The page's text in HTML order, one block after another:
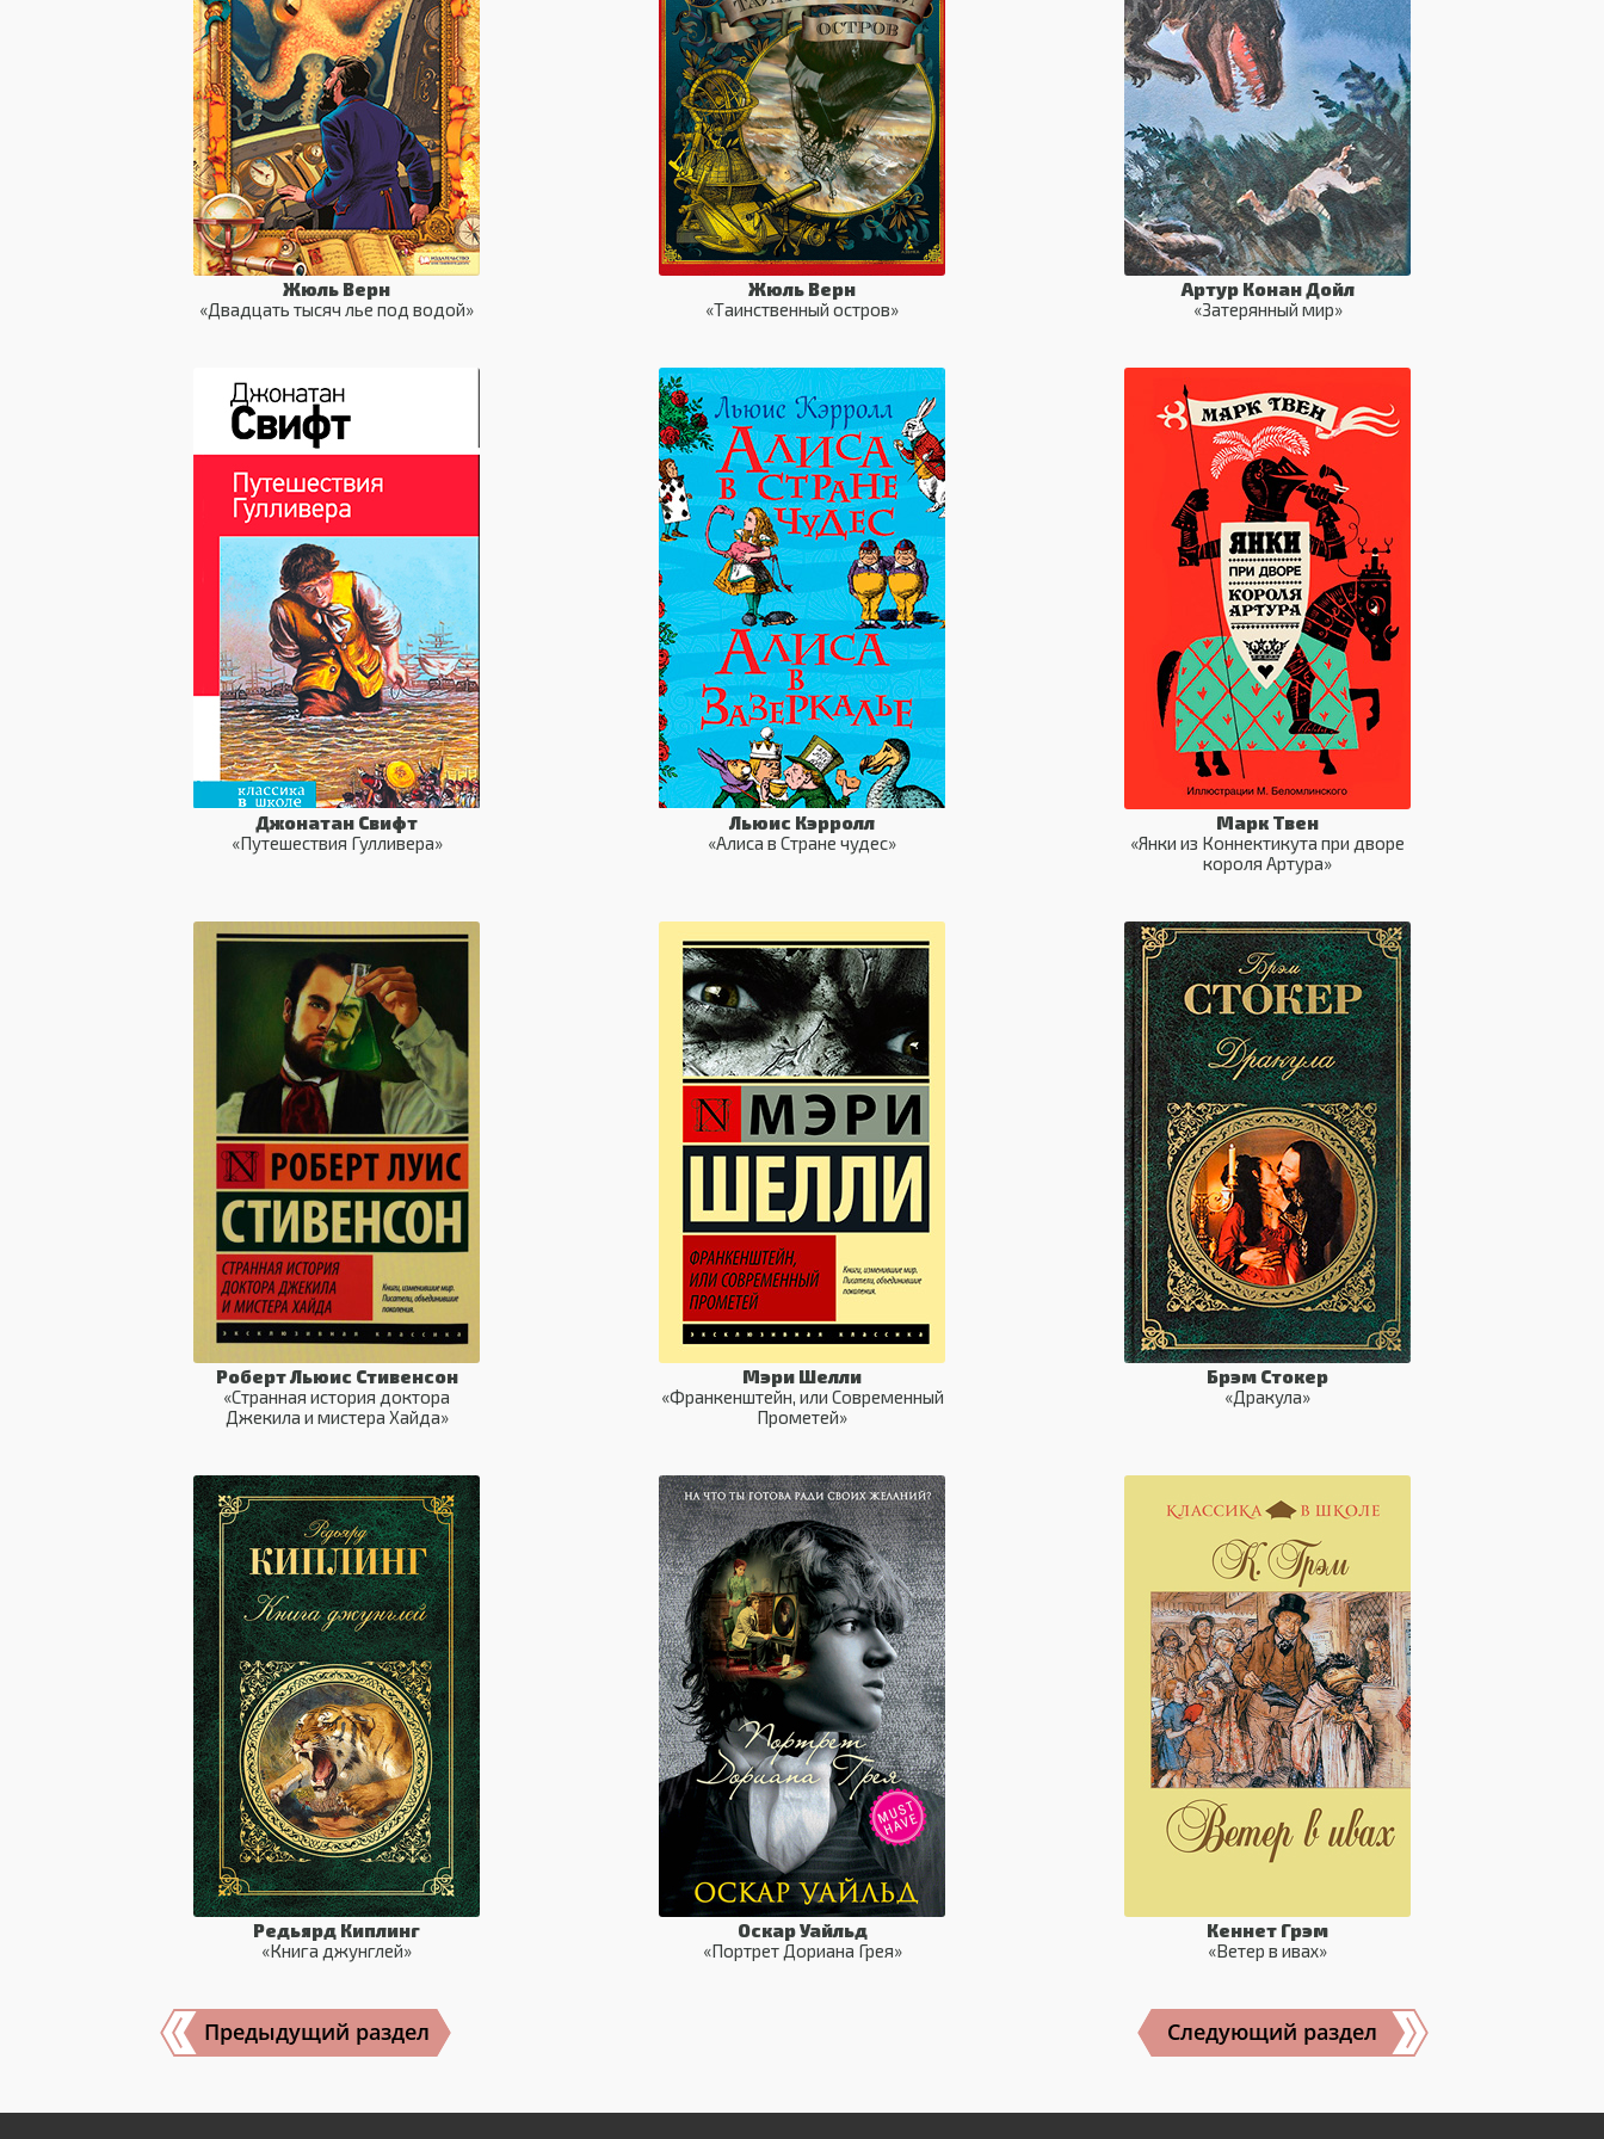
Жюль Верн
«Двадцать тысяч лье под водой»
Жюль Верн
«Таинственный остров»
Артур Конан Дойл
«Затерянный мир»
Джонатан Свифт
«Путешествия Гулливера»
Льюис Кэрролл
«Алиса в Стране чудес»
Марк Твен
«Янки из Коннектикута при дворе
короля Артура»
Роберт Льюис Стивенсон
«Странная история доктора
Джекила и мистера Хайда»
Мэри Шелли
«Франкенштейн, или Современный
Прометей»
Брэм Стокер
«Дракула»
Редьярд Киплинг
«Книга джунглей»
Оскар Уайльд
«Портрет Дориана Грея»
Кеннет Грэм
«Ветер в ивах»
Предыдущий раздел Следующий раздел